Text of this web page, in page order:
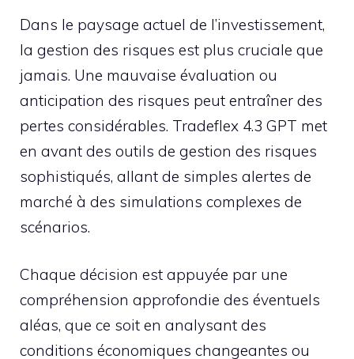
Dans le paysage actuel de l’investissement,
la gestion des risques est plus cruciale que
jamais. Une mauvaise évaluation ou
anticipation des risques peut entraîner des
pertes considérables. Tradeflex 4.3 GPT met
en avant des outils de gestion des risques
sophistiqués, allant de simples alertes de
marché à des simulations complexes de
scénarios.
Chaque décision est appuyée par une
compréhension approfondie des éventuels
aléas, que ce soit en analysant des
conditions économiques changeantes ou